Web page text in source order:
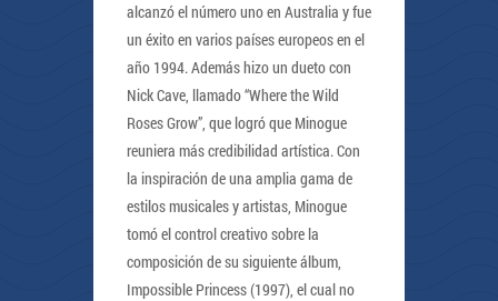
alcanzó el número uno en Australia y fue
un éxito en varios países europeos en el
año 1994. Además hizo un dueto con
Nick Cave, llamado “Where the Wild
Roses Grow”, que logró que Minogue
reuniera más credibilidad artística. Con
la inspiración de una amplia gama de
estilos musicales y artistas, Minogue
tomó el control creativo sobre la
composición de su siguiente álbum,
Impossible Princess (1997), el cual no